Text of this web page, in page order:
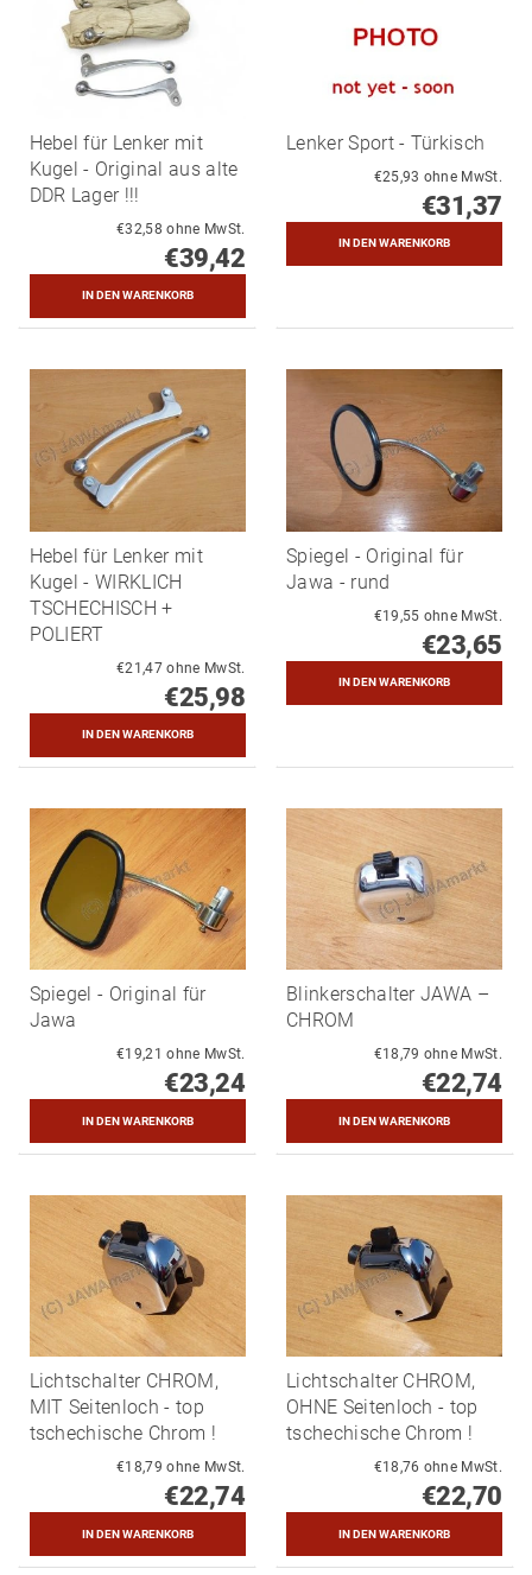
Hebel für Lenker mit
Kugel - Original aus alte
DDR Lager !!!
€32,58 ohne MwSt.
€39,42
Lenker Sport - Türkisch
€25,93 ohne MwSt.
€31,37
Hebel für Lenker mit
Kugel - WIRKLICH
TSCHECHISCH +
POLIERT
€21,47 ohne MwSt.
€25,98
Spiegel - Original für
Jawa - rund
€19,55 ohne MwSt.
€23,65
Spiegel - Original für
Jawa
€19,21 ohne MwSt.
€23,24
Blinkerschalter JAWA –
CHROM
€18,79 ohne MwSt.
€22,74
Lichtschalter CHROM,
MIT Seitenloch - top
tschechische Chrom !
€18,79 ohne MwSt.
€22,74
Lichtschalter CHROM,
OHNE Seitenloch - top
tschechische Chrom !
€18,76 ohne MwSt.
€22,70